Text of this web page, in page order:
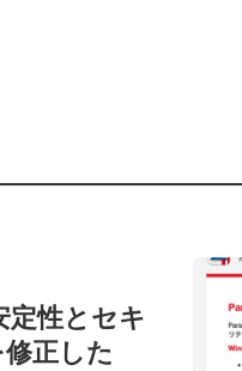
定性とセキ
正した